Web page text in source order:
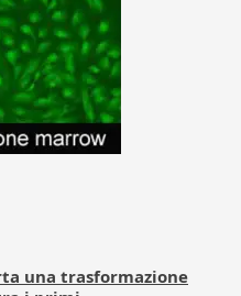
una trasformazione